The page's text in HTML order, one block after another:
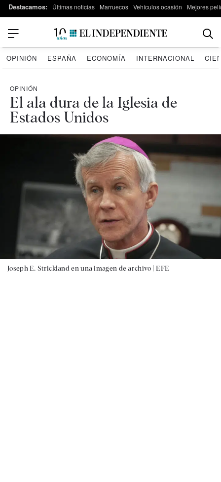
Destacamos: Últimas noticias Marruecos Vehículos ocasión Mejores
OPINIÓN ESPAÑA ECONOMÍA INTERNACIONAL
OPINIÓN
El ala dura de la Iglesia de
Estados Unidos
Joseph E. Strickland en una imagen de archivo |EFE